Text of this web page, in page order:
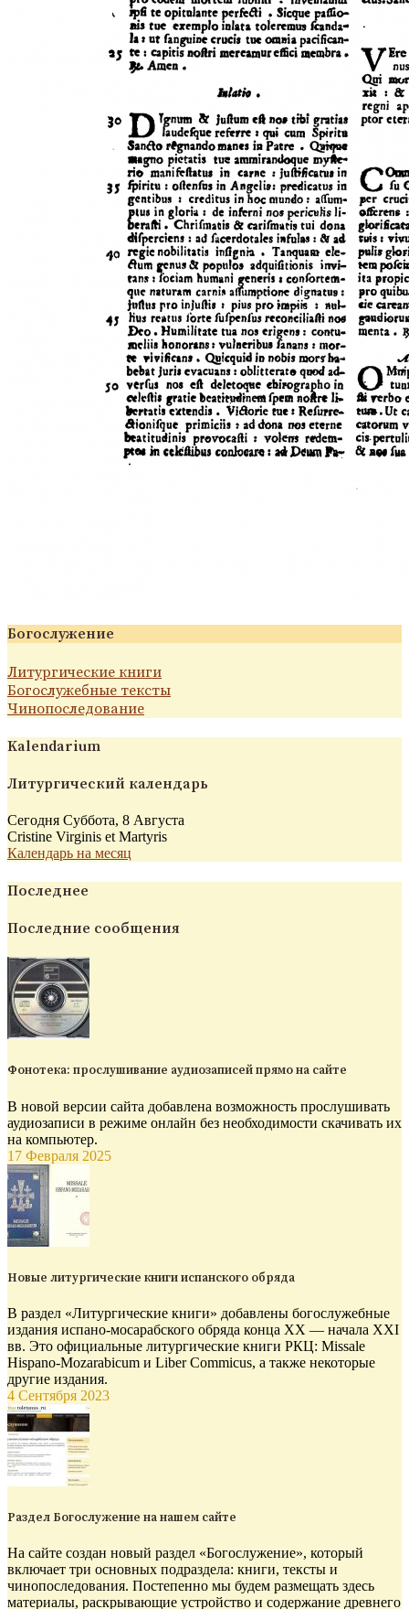
Богослужение
Литургические книги
Богослужебные тексты
Чинопоследование
Kalendarium
Литургический календарь
Сегодня Суббота, 8 Августа
Cristine Virginis et Martyris
Календарь на месяц
Последнее
Последние сообщения
Фонотека: прослушивание аудиозаписей прямо на сайте
В новой версии сайта добавлена возможность прослушивать
аудиозаписи в режиме онлайн без необходимости скачивать их
на компьютер.
17 Февраля 2025
Новые литургические книги испанского обряда
В раздел «Литургические книги» добавлены богослужебные
издания испано-мосарабского обряда конца XX — начала XXI
вв. Это официальные литургические книги РКЦ: Missale
Hispano-Mozarabicum и Liber Commicus, а также некоторые
другие издания.
4 Сентября 2023
Раздел Богослужение на нашем сайте
На сайте создан новый раздел «Богослужение», который
включает три основных подраздела: книги, тексты и
чинопоследования. Постепенно мы будем размещать здесь
материалы, раскрывающие устройство и содержание древнего